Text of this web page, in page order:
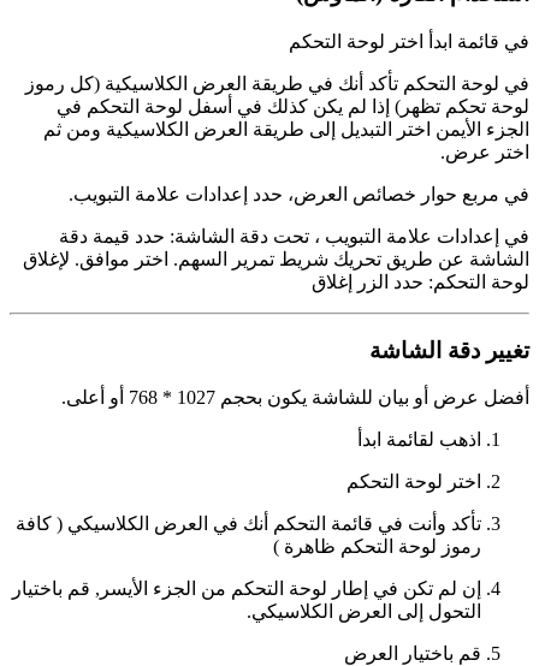
في قائمة ابدأ اختر لوحة التحكم
في لوحة التحكم تأكد أنك في طريقة العرض الكلاسيكية (كل رموز
لوحة تحكم تظهر) إذا لم يكن كذلك في أسفل لوحة التحكم في
الجزء الأيمن اختر التبديل إلى طريقة العرض الكلاسيكية ومن ثم
اختر عرض.
في مربع حوار خصائص العرض، حدد إعدادات علامة التبويب.
في إعدادات علامة التبويب ، تحت دقة الشاشة: حدد قيمة دقة
الشاشة عن طريق تحريك شريط تمرير السهم. اختر موافق. لإغلاق
لوحة التحكم: حدد الزر إغلاق
تغيير دقة الشاشة
أفضل عرض أو بيان للشاشة يكون بحجم 1027 * 768 أو أعلى.
اذهب لقائمة ابدأ
اختر لوحة التحكم
تأكد وأنت في قائمة التحكم أنك في العرض الكلاسيكي ( كافة
رموز لوحة التحكم ظاهرة )
إن لم تكن في إطار لوحة التحكم من الجزء الأيسر, قم باختيار
التحول إلى العرض الكلاسيكي.
قم باختيار العرض